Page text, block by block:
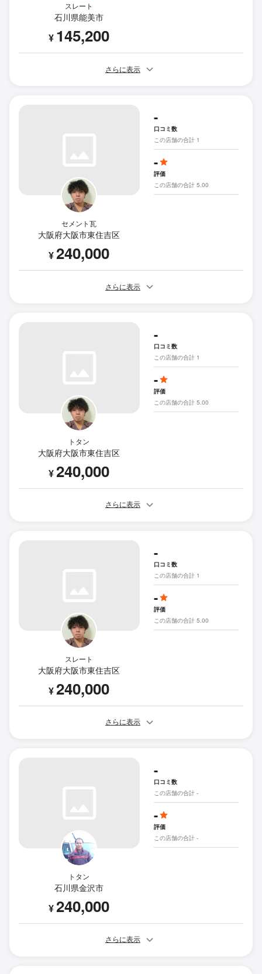
スレート
石川県能美市
¥ 145,200
さらに表示
セメント瓦
大阪府大阪市東住吉区
¥240,000
-
口コミ数
この店舗の合計 1
-
評価
この店舗の合計 5.00
さらに表示
トタン
大阪府大阪市東住吉区
¥240,000
-
口コミ数
この店舗の合計 1
-
評価
この店舗の合計 5.00
さらに表示
スレート
大阪府大阪市東住吉区
¥240,000
-
口コミ数
この店舗の合計 1
-
評価
この店舗の合計 5.00
さらに表示
トタン
石川県金沢市
¥240,000
-
口コミ数
この店舗の合計 -
-
評価
この店舗の合計 -
さらに表示